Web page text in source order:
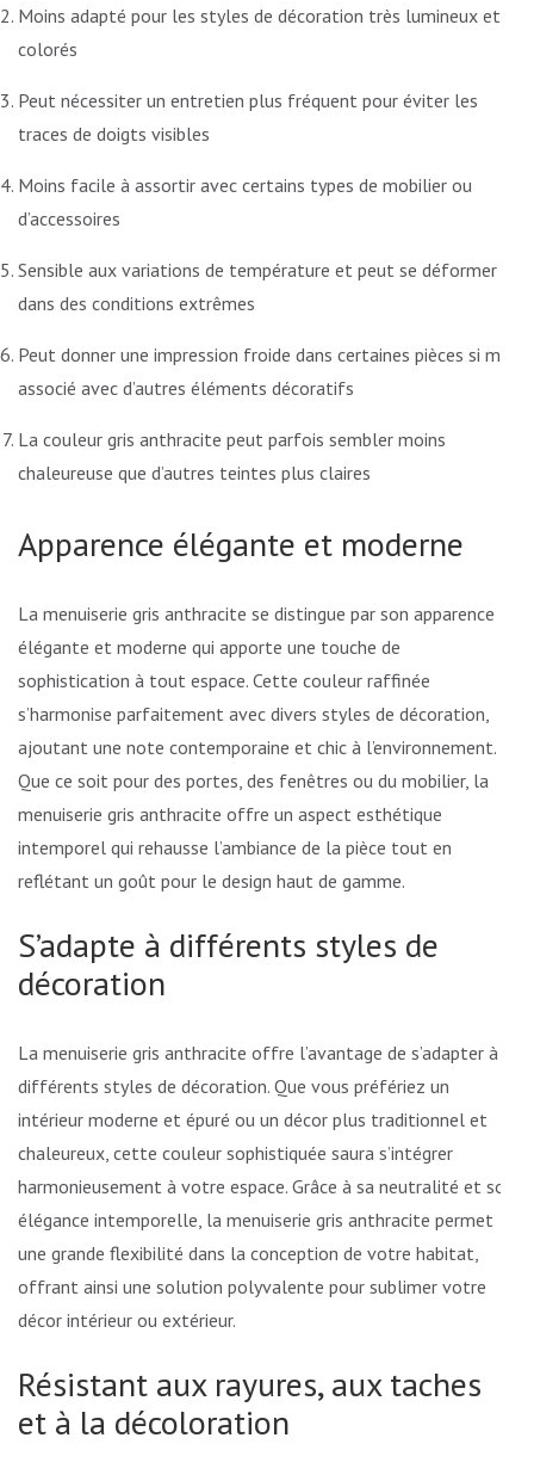
Moins adapté pour les styles de décoration très lumineux et
colorés
Peut nécessiter un entretien plus fréquent pour éviter les
traces de doigts visibles
Moins facile à assortir avec certains types de mobilier ou
d’accessoires
Sensible aux variations de température et peut se déformer
dans des conditions extrêmes
Peut donner une impression froide dans certaines pièces si mal
associé avec d’autres éléments décoratifs
La couleur gris anthracite peut parfois sembler moins
chaleureuse que d’autres teintes plus claires
Apparence élégante et moderne
La menuiserie gris anthracite se distingue par son apparence
élégante et moderne qui apporte une touche de
sophistication à tout espace. Cette couleur raffinée
s’harmonise parfaitement avec divers styles de décoration,
ajoutant une note contemporaine et chic à l’environnement.
Que ce soit pour des portes, des fenêtres ou du mobilier, la
menuiserie gris anthracite offre un aspect esthétique
intemporel qui rehausse l’ambiance de la pièce tout en
reflétant un goût pour le design haut de gamme.
S’adapte à différents styles de
décoration
La menuiserie gris anthracite offre l’avantage de s’adapter à
différents styles de décoration. Que vous préfériez un
intérieur moderne et épuré ou un décor plus traditionnel et
chaleureux, cette couleur sophistiquée saura s’intégrer
harmonieusement à votre espace. Grâce à sa neutralité et son
élégance intemporelle, la menuiserie gris anthracite permet
une grande flexibilité dans la conception de votre habitat,
offrant ainsi une solution polyvalente pour sublimer votre
décor intérieur ou extérieur.
Résistant aux rayures, aux taches
et à la décoloration